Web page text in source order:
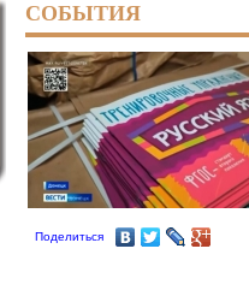
СОБЫТИЯ
Поделиться